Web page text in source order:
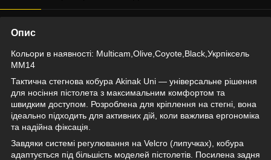
Опис
Кольори в наявності: Multicam,Olive,Coyote,Black,Укрпіксель
ММ14
Тактична стегнова кобура Akinak Uni — універсальне рішення
для носіння пістолета з максимальним комфортом та
швидким доступом. Розроблена для кріплення на стегні, вона
ідеально підходить для активних дій, коли важлива ергономіка
та надійна фіксація.
Завдяки системі регулювання на Velcro (липучках), кобура
адаптується під більшість моделей пістолетів. Посилена задня